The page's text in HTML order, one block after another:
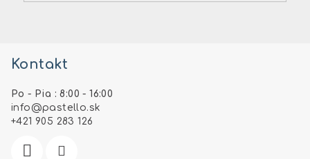
Kontakt
Po - Pia : 8:00 - 16:00
info @pastello.sk
+421 905 283 126